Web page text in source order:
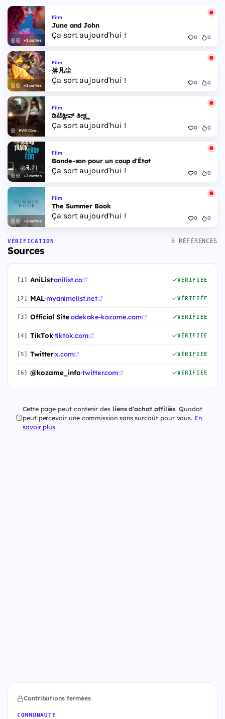
+2 autres
Film
June and John
Ça sort aujourd'hui ! 0 0
+2 autres
Film
落凡尘
Ça sort aujourd'hui ! 0 0
PVR Cinemas
Film
ಡಿಟೆಕ್ವೀವ್ ತೀಕ್ಷ್ಣ
Ça sort aujourd'hui ! 0 0
+2 autres
Film
Bande-son pour un coup d'État
Ça sort aujourd'hui ! 0 0
+2 autres
Film
The Summer Book
Ça sort aujourd'hui ! 0 0
VÉRIFICATION
Sources
6 RÉFÉRENCES
[1] AniList·anilist.co VÉRIFIÉE
[2] MAL·myanimelist.net VÉRIFIÉE
[3] Official Site·odekake-kozame.com VÉRIFIÉE
[4] TikTok·tiktok.com VÉRIFIÉE
[5] Twitter·x.com VÉRIFIÉE
[6] @kozame_info·twitter.com VÉRIFIÉE
Cette page peut contenir des liens d'achat affiliés. Quodat
peut percevoir une commission sans surcoût pour vous. En
savoir plus.
Contributions fermées
COMMUNAUTÉ